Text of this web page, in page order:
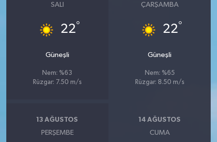
SALI
22°
Güneşli
Nem: %63
Rüzgar: 7.50 m/s
ÇARŞAMBA
22°
Güneşli
Nem: %65
Rüzgar: 8.50 m/s
13 AĞUSTOS
PERŞEMBE
14 AĞUSTOS
CUMA